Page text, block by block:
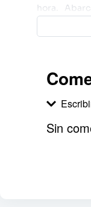
hora.
desde
urbanos.
cuales
Sin